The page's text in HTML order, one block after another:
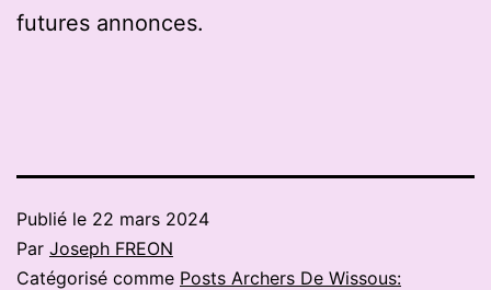
futures annonces.
Publié le 22 mars 2024
Par Joseph FREON
Catégorisé comme Posts Archers De Wissous: